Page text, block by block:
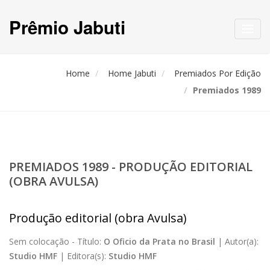
Prêmio Jabuti
Home Home Jabuti
Premiados Por Edição
Premiados 1989
PREMIADOS 1989 - PRODUÇÃO EDITORIAL
(OBRA AVULSA)
Produção editorial (obra Avulsa)
Sem colocação - Título: O Oficio da Prata no Brasil | Autor(a):
Studio HMF | Editora(s): Studio HMF